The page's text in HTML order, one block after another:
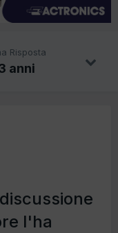
Risposta
anni
l'ha